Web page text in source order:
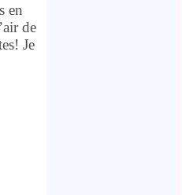
en
de
Je